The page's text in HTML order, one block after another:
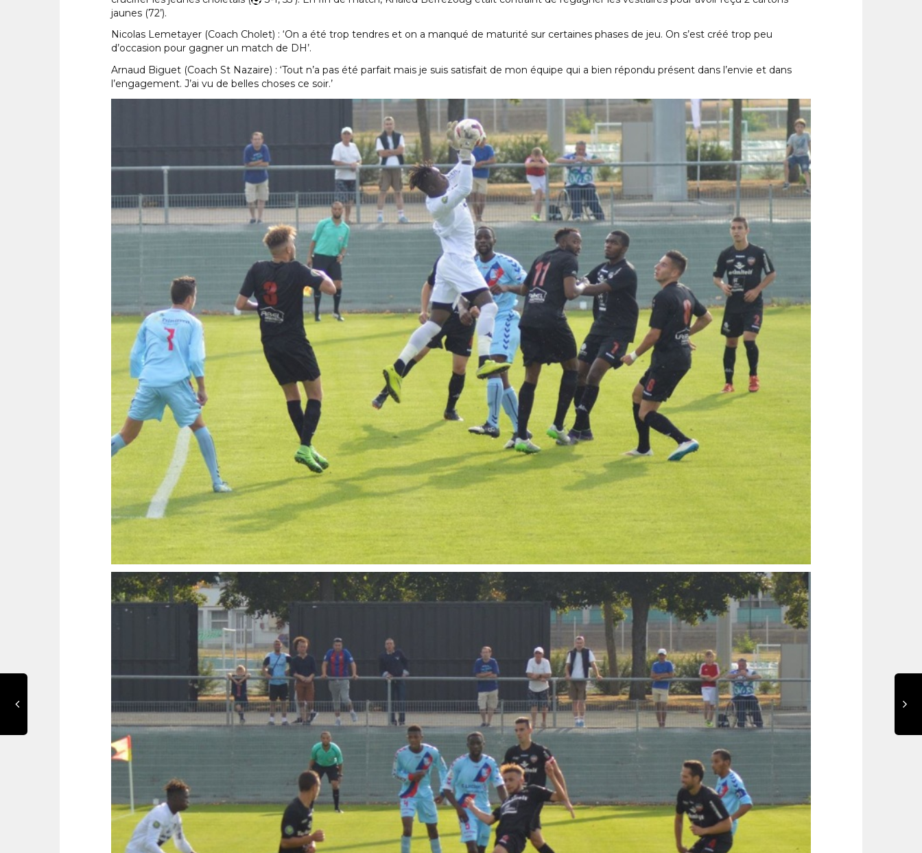
jaunes (72’).
Nicolas Lemetayer (Coach Cholet) : ‘On a été trop tendres et on a manqué de maturité sur certaines phases de jeu. On s’est créé trop peu
d’occasion pour gagner un match de DH’.
Arnaud Biguet (Coach St Nazaire) : ‘Tout n’a pas été parfait mais je suis satisfait de mon équipe qui a bien répondu présent dans l’envie et dans
l’engagement. J’ai vu de belles choses ce soir.’